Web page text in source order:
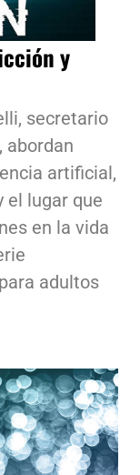
y
secretario
abordan
artificial,
el lugar que
en la vida
adultos